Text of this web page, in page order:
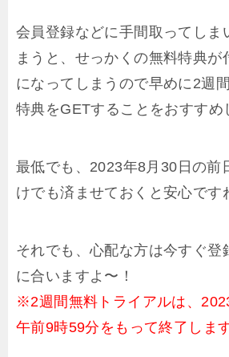
会員登録などに手間取ってしま
まうと、せっかくの無料特典が
になってしまうので早めに 2週
特典をGETすることをおすすめ
最低でも、2023年8月30日の前
けでも済ませておくと安心です
それでも、心配な方は今すぐ登
に合いますよ〜！
※2週間無料トライアルは、
午前9時59分をもって終了します